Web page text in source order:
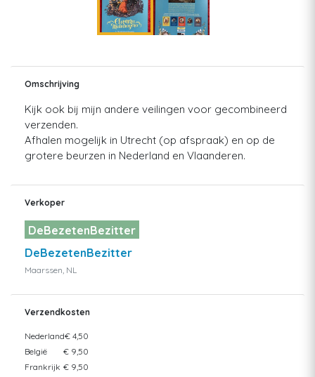
Omschrijving
Kijk ook bij mijn andere veilingen voor gecombineerd
verzenden.
Afhalen mogelijk in Utrecht (op afspraak) en op de
grotere beurzen in Nederland en Vlaanderen.
Verkoper
DeBezetenBezitter
DeBezetenBezitter
Maarssen, NL
Verzendkosten
Nederland€ 4,50
België
€ 9,50
Frankrijk € 9,50